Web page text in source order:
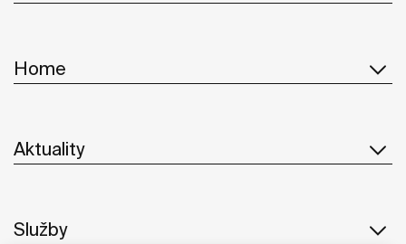
Home
Aktuality
Služby